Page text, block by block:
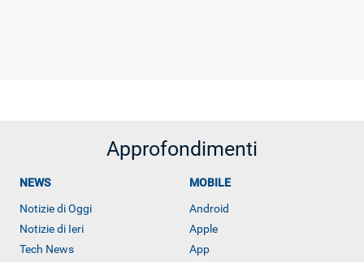
Approfondimenti
NEWS
Notizie di Oggi
Notizie di Ieri
Tech News
MOBILE
Android
Apple
App